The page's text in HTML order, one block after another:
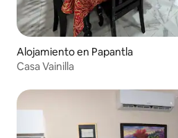
Alojamiento en Papantla
Casa Vainilla